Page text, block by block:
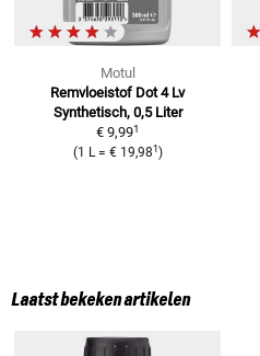
Motul
Remvloeistof Dot 4 Lv
Synthetisch, 0,5 Liter
€ 9,991
(1 L= € 19,981 )
Laatst bekeken artikelen